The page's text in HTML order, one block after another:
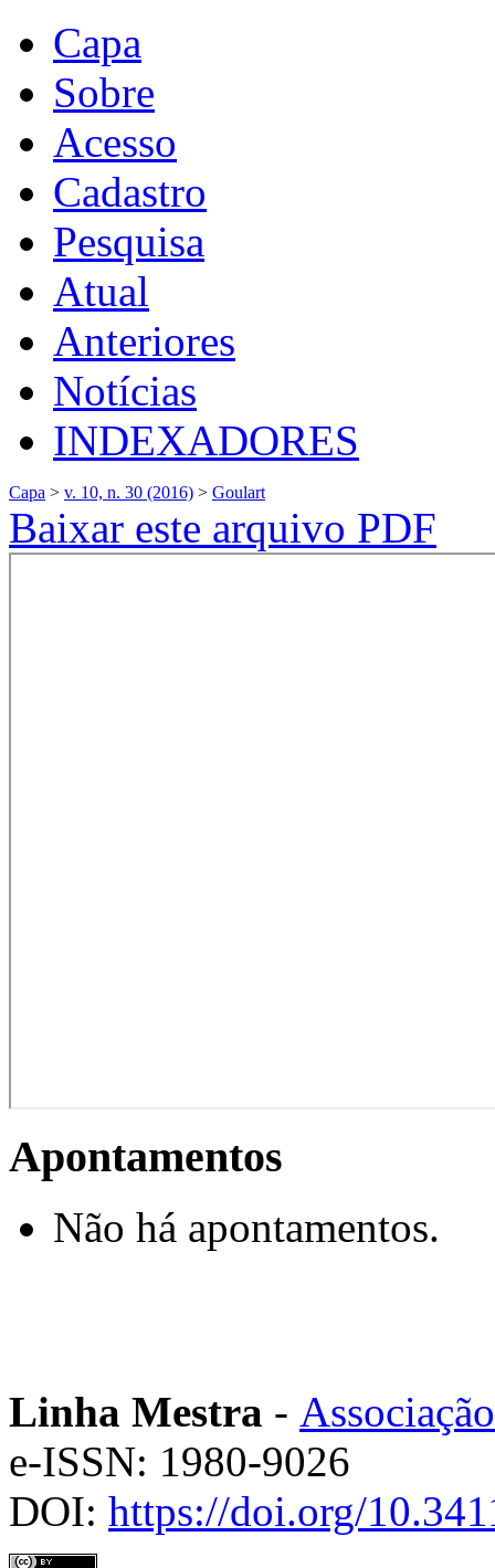
Capa
Sobre
Acesso
Cadastro
Pesquisa
Atual
Anteriores
Notícias
INDEXADORES
Capa > v. 10, n. 30 (2016) > Goulart
Baixar este arquivo PDF
Apontamentos
Não há apontamentos.
Linha Mestra -
e-ISSN: 1980-9026
DOI: https://doi.org/